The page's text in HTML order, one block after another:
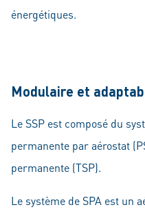
énergétiques.
Modulaire et
Le SSP est composé du
permanente par aérostat
permanente (TSP).
Le système de SPA est un